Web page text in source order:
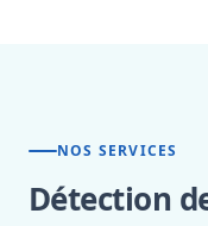
NOS SERVICES
Détection